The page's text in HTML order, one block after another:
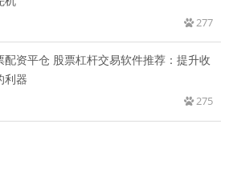
277
配资平仓 股票杠杆交易软件推荐：提升收
利器
275